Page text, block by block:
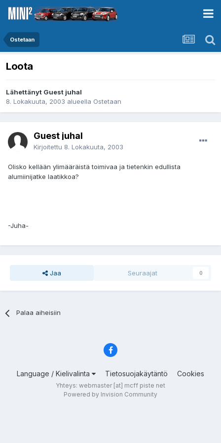
Ostetaan
Loota
Lähettänyt Guest juhal
8. Lokakuuta, 2003 alueella Ostetaan
Guest juhal
Kirjoitettu 8. Lokakuuta, 2003
Olisko kellään ylimääräistä toimivaa ja tietenkin edullista
alumiinijatke laatikkoa?
-Juha-
Jaa Seuraajat 0
Palaa aiheisiin
Language / Kielivalinta Tietosuojakäytäntö Cookies
Yhteys: webmaster [at] mcff piste net
Powered by Invision Community